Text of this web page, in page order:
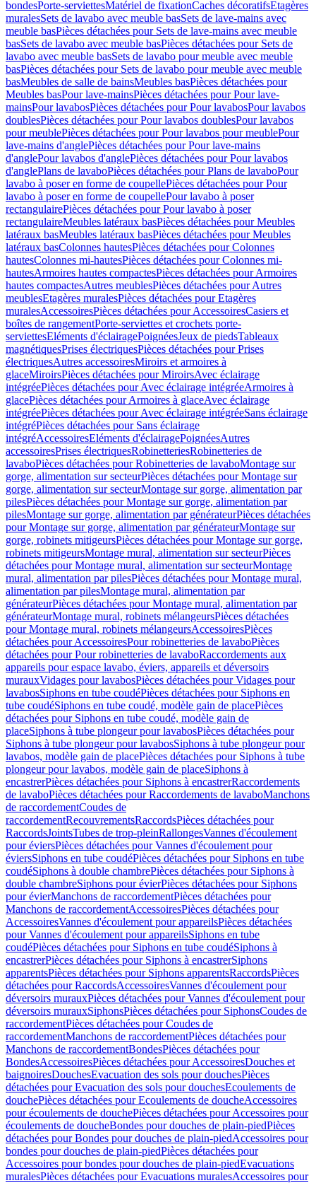
bondesPorte-serviettesMatériel de fixationCaches décoratifsEtagères
muralesSets de lavabo avec meuble basSets de lave-mains avec
meuble basPièces détachées pour Sets de lave-mains avec meuble
basSets de lavabo avec meuble basPièces détachées pour Sets de
lavabo avec meuble basSets de lavabo pour meuble avec meuble
basPièces détachées pour Sets de lavabo pour meuble avec meuble
basMeubles de salle de bainsMeubles basPièces détachées pour
Meubles basPour lave-mainsPièces détachées pour Pour lave-
mainsPour lavabosPièces détachées pour Pour lavabosPour lavabos
doublesPièces détachées pour Pour lavabos doublesPour lavabos
pour meublePièces détachées pour Pour lavabos pour meublePour
lave-mains d'anglePièces détachées pour Pour lave-mains
d'anglePour lavabos d'anglePièces détachées pour Pour lavabos
d'anglePlans de lavaboPièces détachées pour Plans de lavaboPour
lavabo à poser en forme de coupellePièces détachées pour Pour
lavabo à poser en forme de coupellePour lavabo à poser
rectangulairePièces détachées pour Pour lavabo à poser
rectangulaireMeubles latéraux basPièces détachées pour Meubles
latéraux basMeubles latéraux basPièces détachées pour Meubles
latéraux basColonnes hautesPièces détachées pour Colonnes
hautesColonnes mi-hautesPièces détachées pour Colonnes mi-
hautesArmoires hautes compactesPièces détachées pour Armoires
hautes compactesAutres meublesPièces détachées pour Autres
meublesEtagères muralesPièces détachées pour Etagères
muralesAccessoiresPièces détachées pour AccessoiresCasiers et
boîtes de rangementPorte-serviettes et crochets porte-
serviettesEléments d'éclairagePoignéesJeux de piedsTableaux
magnétiquesPrises électriquesPièces détachées pour Prises
électriquesAutres accessoiresMiroirs et armoires à
glaceMiroirsPièces détachées pour MiroirsAvec éclairage
intégréePièces détachées pour Avec éclairage intégréeArmoires à
glacePièces détachées pour Armoires à glaceAvec éclairage
intégréePièces détachées pour Avec éclairage intégréeSans éclairage
intégréPièces détachées pour Sans éclairage
intégréAccessoiresEléments d'éclairagePoignéesAutres
accessoiresPrises électriquesRobinetteriesRobinetteries de
lavaboPièces détachées pour Robinetteries de lavaboMontage sur
gorge, alimentation sur secteurPièces détachées pour Montage sur
gorge, alimentation sur secteurMontage sur gorge, alimentation par
pilesPièces détachées pour Montage sur gorge, alimentation par
pilesMontage sur gorge, alimentation par générateurPièces détachées
pour Montage sur gorge, alimentation par générateurMontage sur
gorge, robinets mitigeursPièces détachées pour Montage sur gorge,
robinets mitigeursMontage mural, alimentation sur secteurPièces
détachées pour Montage mural, alimentation sur secteurMontage
mural, alimentation par pilesPièces détachées pour Montage mural,
alimentation par pilesMontage mural, alimentation par
générateurPièces détachées pour Montage mural, alimentation par
générateurMontage mural, robinets mélangeursPièces détachées
pour Montage mural, robinets mélangeursAccessoiresPièces
détachées pour AccessoiresPour robinetteries de lavaboPièces
détachées pour Pour robinetteries de lavaboRaccordements aux
appareils pour espace lavabo, éviers, appareils et déversoirs
murauxVidages pour lavabosPièces détachées pour Vidages pour
lavabosSiphons en tube coudéPièces détachées pour Siphons en
tube coudéSiphons en tube coudé, modèle gain de placePièces
détachées pour Siphons en tube coudé, modèle gain de
placeSiphons à tube plongeur pour lavabosPièces détachées pour
Siphons à tube plongeur pour lavabosSiphons à tube plongeur pour
lavabos, modèle gain de placePièces détachées pour Siphons à tube
plongeur pour lavabos, modèle gain de placeSiphons à
encastrerPièces détachées pour Siphons à encastrerRaccordements
de lavaboPièces détachées pour Raccordements de lavaboManchons
de raccordementCoudes de
raccordementRecouvrementsRaccordsPièces détachées pour
RaccordsJointsTubes de trop-pleinRallongesVannes d'écoulement
pour éviersPièces détachées pour Vannes d'écoulement pour
éviersSiphons en tube coudéPièces détachées pour Siphons en tube
coudéSiphons à double chambrePièces détachées pour Siphons à
double chambreSiphons pour évierPièces détachées pour Siphons
pour évierManchons de raccordementPièces détachées pour
Manchons de raccordementAccessoiresPièces détachées pour
AccessoiresVannes d'écoulement pour appareilsPièces détachées
pour Vannes d'écoulement pour appareilsSiphons en tube
coudéPièces détachées pour Siphons en tube coudéSiphons à
encastrerPièces détachées pour Siphons à encastrerSiphons
apparentsPièces détachées pour Siphons apparentsRaccordsPièces
détachées pour RaccordsAccessoiresVannes d'écoulement pour
déversoirs murauxPièces détachées pour Vannes d'écoulement pour
déversoirs murauxSiphonsPièces détachées pour SiphonsCoudes de
raccordementPièces détachées pour Coudes de
raccordementManchons de raccordementPièces détachées pour
Manchons de raccordementBondesPièces détachées pour
BondesAccessoiresPièces détachées pour AccessoiresDouches et
baignoiresDouchesEvacuation des sols pour douchesPièces
détachées pour Evacuation des sols pour douchesEcoulements de
douchePièces détachées pour Ecoulements de doucheAccessoires
pour écoulements de douchePièces détachées pour Accessoires pour
écoulements de doucheBondes pour douches de plain-piedPièces
détachées pour Bondes pour douches de plain-piedAccessoires pour
bondes pour douches de plain-piedPièces détachées pour
Accessoires pour bondes pour douches de plain-piedEvacuations
muralesPièces détachées pour Evacuations muralesAccessoires pour